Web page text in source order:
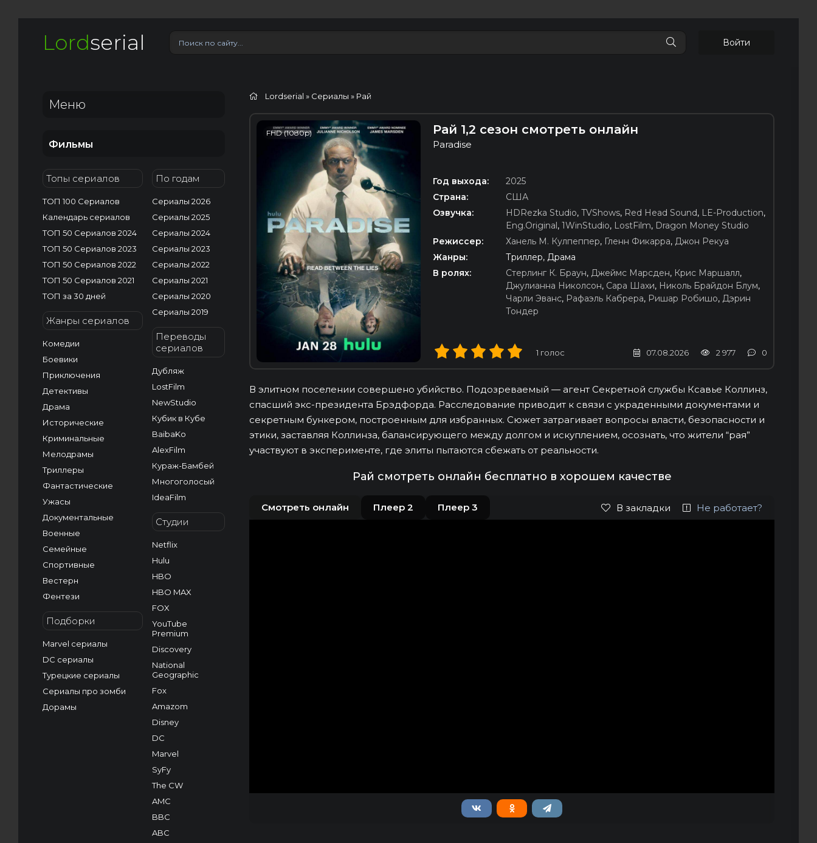
Lordserial Войти
Меню
Фильмы
Топы сериалов
ТОП 100 Сериалов
Календарь сериалов
ТОП 50 Сериалов 2024
ТОП 50 Сериалов 2023
ТОП 50 Сериалов 2022
ТОП 50 Сериалов 2021
ТОП за 30 дней
Жанры сериалов
Комедии
Боевики
Приключения
Детективы
Драма
Исторические
Криминальные
Мелодрамы
Триллеры
Фантастические
Ужасы
Документальные
Военные
Семейные
Спортивные
Вестерн
Фентези
Подборки
Marvel сериалы
DC сериалы
Турецкие сериалы
Сериалы про зомби
Дорамы
По годам
Сериалы 2026
Сериалы 2025
Сериалы 2024
Сериалы 2023
Сериалы 2022
Сериалы 2021
Сериалы 2020
Сериалы 2019
Переводы
сериалов
Дубляж
LostFilm
NewStudio
Кубик в Кубе
BaibaKo
AlexFilm
Кураж-Бамбей
Многоголосый
IdeaFilm
Студии
Netflix
Hulu
HBO
HBO MAX
FOX
YouTube
Premium
Discovery
National
Geographic
Fox
Amazom
Disney
DC
Marvel
SyFy
The CW
AMC
BBC
ABC
Lordserial » Сериалы » Рай
FHD (1080p) Рай 1,2 сезон смотреть онлайн
Paradise
Год выхода:
2025
Страна:
США
Озвучка:
HDRezka Studio, TVShows, Red Head Sound, LE-Production,
Eng.Original, 1WinStudio, LostFilm, Dragon Money Studio
Режиссер:
Ханель М. Кулпеппер, Гленн Фикарра, Джон Рекуа
Жанры:
Триллер, Драма
В ролях:
Стерлинг К. Браун, Джеймс Марсден, Крис Маршалл,
Джулианна Николсон, Сара Шахи, Николь Брайдон Блум,
Чарли Эванс, Рафаэль Кабрера, Ришар Робишо, Дэрин
Тондер
1 голос 07.08.2026 2 977 0
В элитном поселении совершено убийство. Подозреваемый — агент Секретной службы Ксавье Коллинз,
спасший экс-президента Брэдфорда. Расследование приводит к связи с украденными документами и
секретным бункером, построенным для избранных. Сюжет затрагивает вопросы власти, безопасности и
этики, заставляя Коллинза, балансирующего между долгом и искуплением, осознать, что жители “рая”
участвуют в эксперименте, где элиты пытаются сбежать от реальности.
Рай смотреть онлайн бесплатно в хорошем качестве
Смотреть онлайн Плеер 2 Плеер 3 В закладки Не работает?